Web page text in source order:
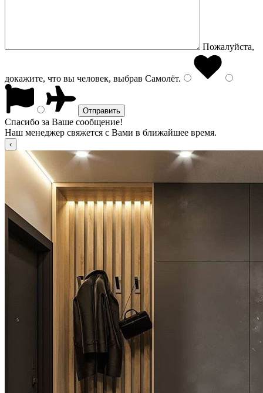
Пожалуйста,
докажите, что вы человек, выбрав Самолёт.
Спасибо за Ваше сообщение!
Наш менеджер свяжется с Вами в ближайшее время.